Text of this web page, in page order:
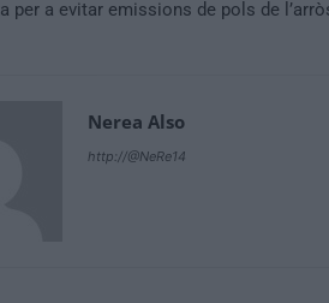
per a evitar emissions de pols de
Nerea Also
http://@NeRe14